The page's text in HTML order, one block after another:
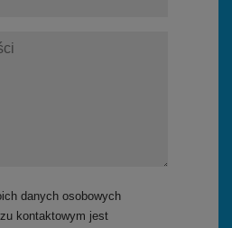
danych osobowych
kontaktowym jest